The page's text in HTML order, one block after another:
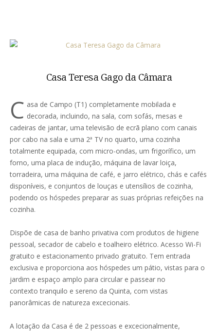
Casa Teresa Gago da Câmara
C asa de Campo (T1) completamente mobilada e
decorada, incluindo, na sala, com sofás, mesas e
cadeiras de jantar, uma televisão de ecrã plano com canais
por cabo na sala e uma 2ª TV no quarto, uma cozinha
totalmente equipada, com micro-ondas, um frigorífico, um
forno, uma placa de indução, máquina de lavar loiça,
torradeira, uma máquina de café, e jarro elétrico, chás e cafés
disponíveis, e conjuntos de louças e utensílios de cozinha,
podendo os hóspedes preparar as suas próprias refeições na
cozinha.
Dispõe de casa de banho privativa com produtos de higiene
pessoal, secador de cabelo e toalheiro elétrico. Acesso Wi-Fi
gratuito e estacionamento privado gratuito. Tem entrada
exclusiva e proporciona aos hóspedes um pátio, vistas para o
jardim e espaço amplo para circular e passear no
contexto tranquilo e sereno da Quinta, com vistas
panorâmicas de natureza excecionais.
A lotação da Casa é de 2 pessoas e excecionalmente,